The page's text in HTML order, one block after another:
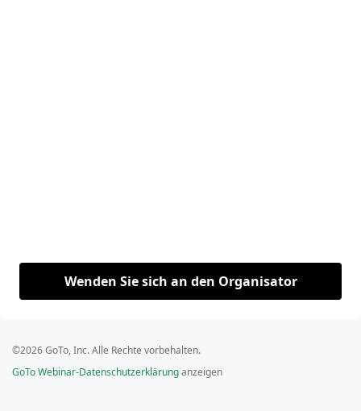
Wenden Sie sich an den Organisator
©2026 GoTo, Inc. Alle Rechte vorbehalten.
GoTo Webinar-Datenschutzerklärunganzeigen